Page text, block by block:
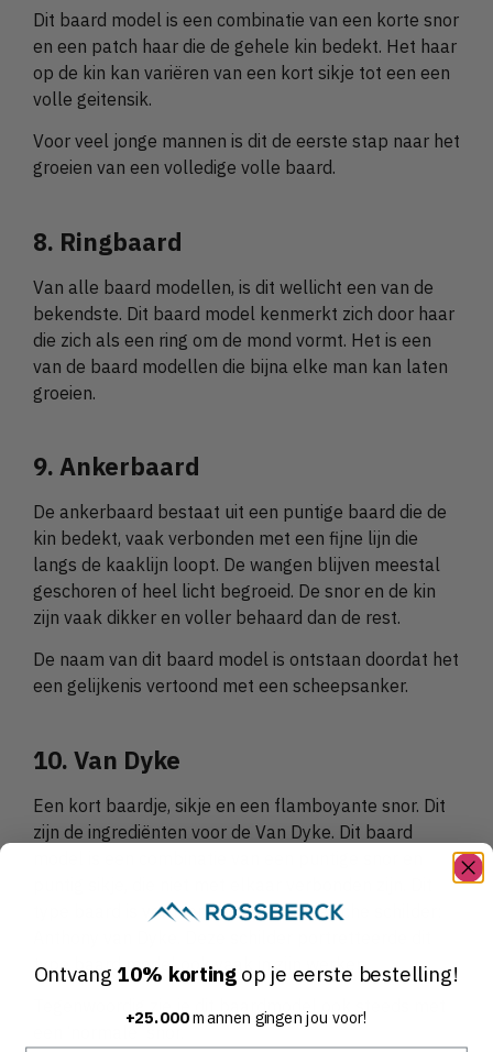
Dit baard model is een combinatie van een korte snor
en een patch haar die de gehele kin bedekt. Het haar
op de kin kan variëren van een kort sikje tot een een
volle geitensik.
Voor veel jonge mannen is dit de eerste stap naar het
groeien van een volledige volle baard.
8. Ringbaard
Van alle baard modellen, is dit wellicht een van de
bekendste. Dit baard model kenmerkt zich door haar
die zich als een ring om de mond vormt. Het is een
van de baard modellen die bijna elke man kan laten
groeien.
9. Ankerbaard
De ankerbaard bestaat uit een puntige baard die de
kin bedekt, vaak verbonden met een fijne lijn die
langs de kaaklijn loopt. De wangen blijven meestal
geschoren of heel licht begroeid. De snor en de kin
zijn vaak dikker en voller behaard dan de rest.
De naam van dit baard model is ontstaan doordat het
een gelijkenis vertoond met een scheepsanker.
10. Van Dyke
Een kort baardje, sikje en een flamboyante snor. Dit
zijn de ingrediënten voor de Van Dyke. Dit baard
type baard is vernoemd naar de Belgische schilder:
type baard model ook vaak in zijn werken.
Tegenwoordig zie je dit baardmodel ook steeds met
Ontvang 10% kortingop je eerste bestelling!
+25.000mannen gingen jou voor!